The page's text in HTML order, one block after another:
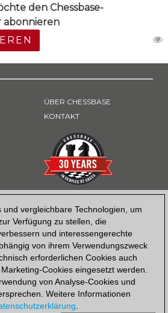
vergleichbare Technologien, um
Verfügung zu stellen, die
und interessengerechte
von ihrem Verwendungszweck
erforderlichen Cookies auch
Cookies eingesetzt werden.
von Analyse-Cookies und
Weitere Informationen
.
den Chessbase-
abonnieren
ÜBER CHESSBASE
KONTAKT